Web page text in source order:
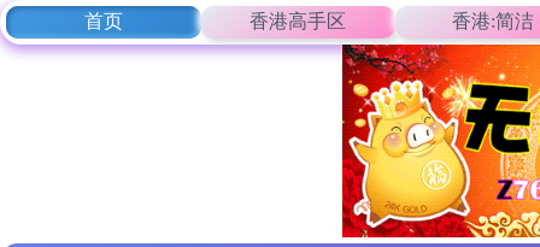
首页 香港高手区 香港:简洁